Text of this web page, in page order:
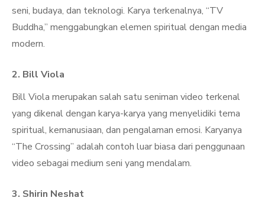
seni, budaya, dan teknologi. Karya terkenalnya, “TV
Buddha,” menggabungkan elemen spiritual dengan media
modern.
2. Bill Viola
Bill Viola merupakan salah satu seniman video terkenal
yang dikenal dengan karya-karya yang menyelidiki tema
spiritual, kemanusiaan, dan pengalaman emosi. Karyanya
“The Crossing” adalah contoh luar biasa dari penggunaan
video sebagai medium seni yang mendalam.
3. Shirin Neshat